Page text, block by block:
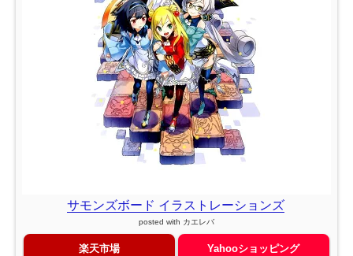
サモンズボード イラストレーションズ
posted with カエレバ
楽天市場 Yahooショッピング